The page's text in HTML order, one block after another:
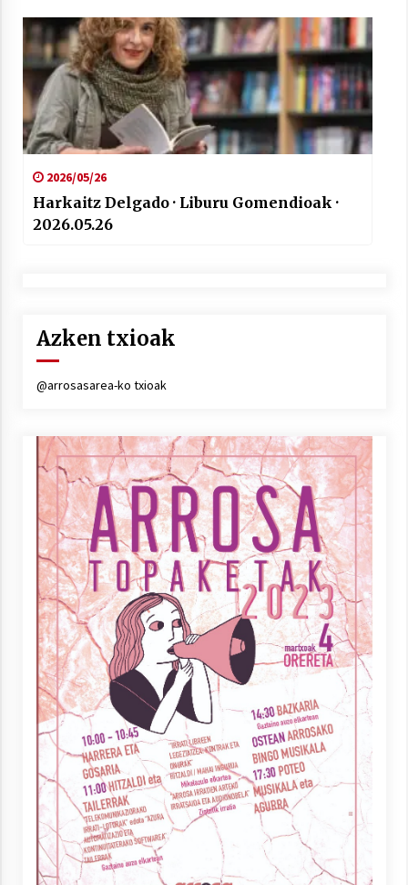
2026/05/26
Harkaitz Delgado · Liburu Gomendioak ·
2026.05.26
Azken txioak
@arrosasarea-ko txioak